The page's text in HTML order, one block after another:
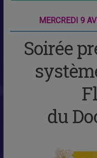
MERCREDI 9
Soirée
du